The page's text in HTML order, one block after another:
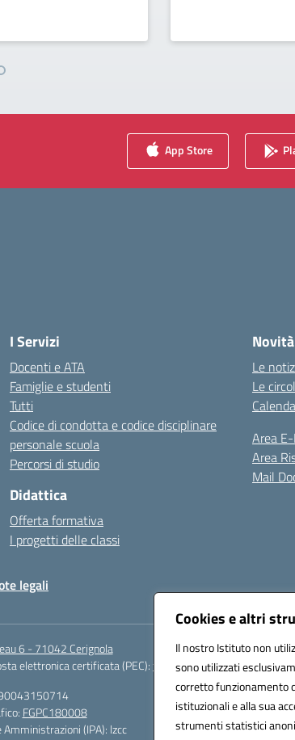
Cookies e altri
Il nostro Istituto non
sono utilizzati
corretto funzionamento
istituzionali e alla sua
strumenti statistici
App Store
I Servizi
Docenti e ATA
Famiglie e studenti
Tutti
Codice di condotta e codice disciplinare
personale scuola
Percorsi di studio
Didattica
Offerta formativa
I progetti delle classi
Novità
Le
Le
Area
Area
Mail
legali
6 - 71042 Cerignola
elettronica certificata (PEC):
FGPC180008
Amministrazioni (IPA): lzcc